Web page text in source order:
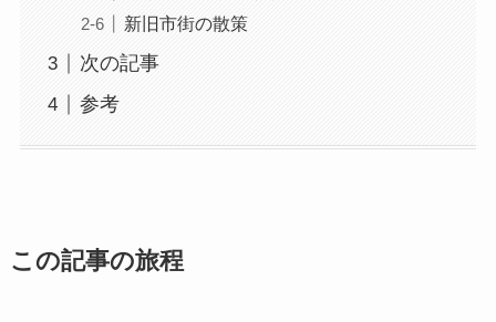
新旧市街の散策
次の記事
参考
この記事の旅程